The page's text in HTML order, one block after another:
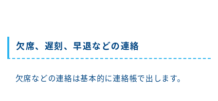
欠席、遅刻、早退などの連絡
欠席などの連絡は基本的に連絡帳で出します。